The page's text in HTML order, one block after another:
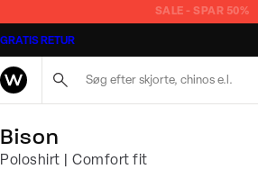
SALE - SPAR 50%
GRATIS RETUR
Bison
Poloshirt | Comfort fit